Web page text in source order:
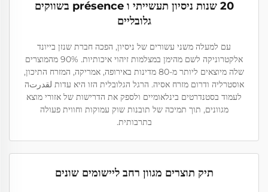
20 שנות ניסיון תעשייתי ו présence בשווקים
גלובליים
עם למעלה משני עשורים של ניסיון, הפכה חברת שנזן בייונד
אלקטרוניקה לשם מהימן במצלמות זיהוי איכותיות. 90% מהמוצרים
שלה מיוצאים ליותר מ-80 מדינות באירופה, אמריקה, המזרח התיכון,
אוסטרליה ודרום מזרח אסיה. הרגל הגלובלית הזו היא עדות لقدرتה
לעמוד בסטנדרטים בינלאומיים ולספק את הדרישות של אזורי מוצא
מגוונים, תוך תמיכה של תובנות שוק עמוקות וחווית פעולה
בתרבותית.
תיק תוצרים מגוון רחב ליישומים שונים